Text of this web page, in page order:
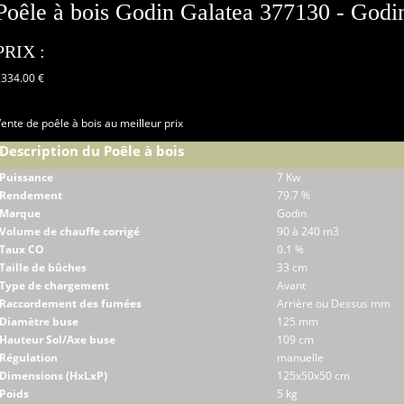
à bois Godin Galatea 377130 -
:
€
de poêle à bois au meilleur prix
Description du Poêle à bois
Puissance
7 Kw
Rendement
79.7 %
Marque
Godin
Volume de chauffe corrigé
90 à 240 m3
Taux CO
0.1 %
Taille de bûches
33 cm
Type de chargement
Avant
Raccordement des fumées
Arrière ou Dessus mm
Diamètre buse
125 mm
Hauteur Sol/Axe buse
109 cm
Régulation
manuelle
Dimensions (HxLxP)
125x50x50 cm
Poids
5 kg